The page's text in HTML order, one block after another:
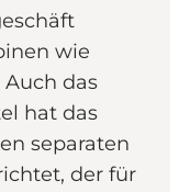
wie
das
hat das
separaten
der für